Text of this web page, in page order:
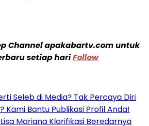
Channel apakabartv.com untuk
setiap hariFollow
Seleb di Media? Tak Percaya Diri
Kami Bantu Publikasi Profil Anda!
Mariana Klarifikasi Beredarnya